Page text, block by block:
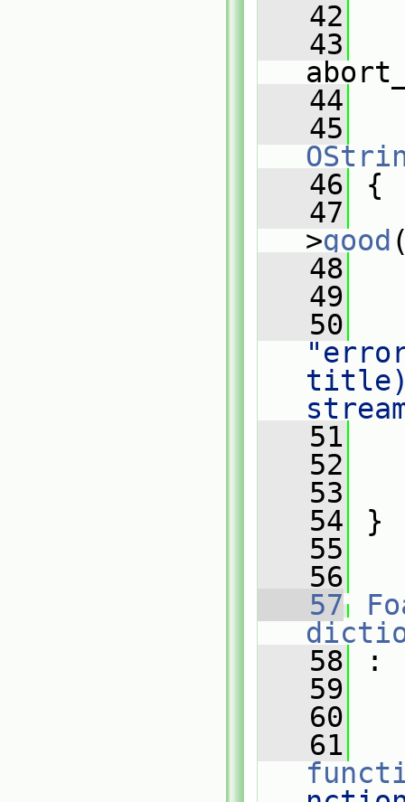
   42
   43
   44
   45
   46
{
   47
>good
   48
   49
   50
title)
   51
   52
   53
   54
}
   55
   56
   57
   58
:
   59
   60
   61